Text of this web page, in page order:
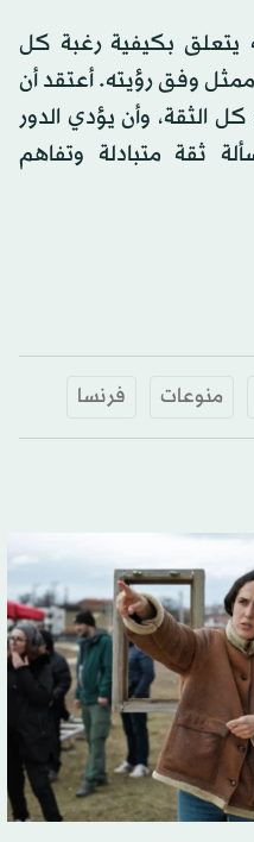
يتعلق بكيفية رغبة كل
وفق رؤيته. أعتقد أن
الثقة، وأن يؤدي الدور
ثقة متبادلة وتفاهم
منوعات فرنسا